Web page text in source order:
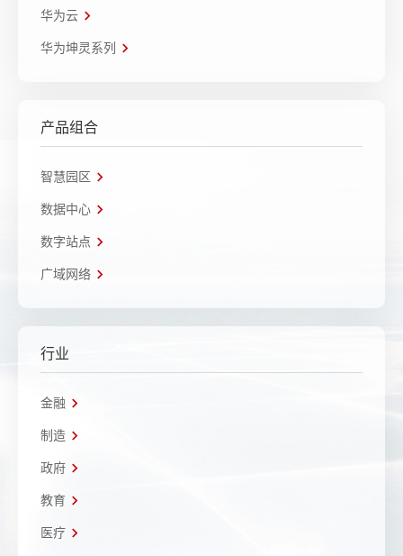
华为云
华为坤灵系列
产品组合
智慧园区
数据中心
数字站点
广域网络
行业
金融
制造
政府
教育
医疗